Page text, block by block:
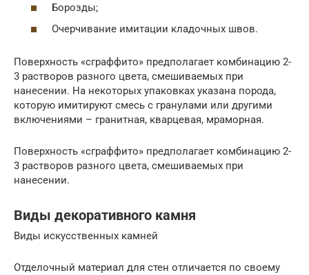
Борозды;
Очерчивание имитации кладочных швов.
Поверхность «сграффито» предполагает комбинацию 2-
3 растворов разного цвета, смешиваемых при
нанесении. На некоторых упаковках указана порода,
которую имитируют смесь с гранулами или другими
включениями – гранитная, кварцевая, мраморная.
Поверхность «сграффито» предполагает комбинацию 2-
3 растворов разного цвета, смешиваемых при
нанесении.
Виды декоративного камня
Виды искусственных камней
Отделочный материал для стен отличается по своему